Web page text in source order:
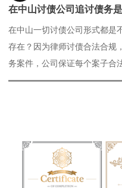
在中山讨债公司追讨债务
在中山一切讨债公司形式都是
存在？因为律师讨债合法合规
务案件，公司保证每个案子合